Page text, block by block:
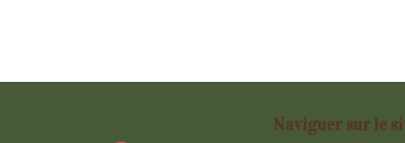
Naviguer sur le